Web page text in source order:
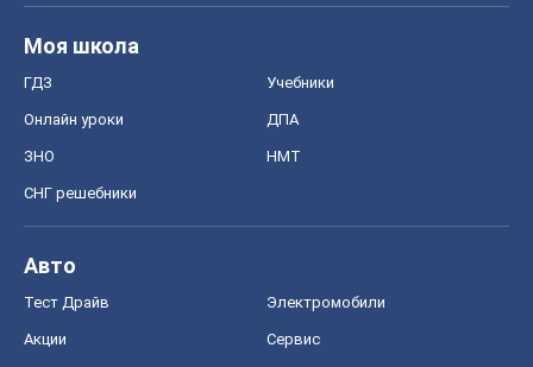
Моя школа
ГДЗ Учебники
Онлайн уроки ДПА
ЗНО НМТ
СНГ решебники
Авто
Тест Драйв Электромобили
Акции Сервис